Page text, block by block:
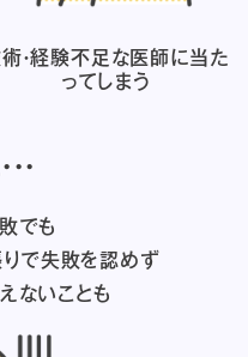
・経験不足な医師に当た
ってしまう
・
でも
りで失敗を認めず
ないことも